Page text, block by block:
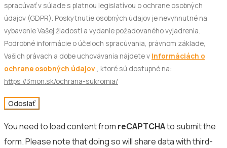
spracúvať v súlade s platnou legislatívou o ochrane osobných
údajov (GDPR). Poskytnutie osobných údajov je nevyhnutné na
vybavenie Vašej žiadosti a vydanie požadovaného vyjadrenia.
Podrobné informácie o účeloch spracúvania, právnom základe,
Vašich právach a dobe uchovávania nájdete v Informáciách o
ochrane osobných údajov , ktoré sú dostupné na:
https://3mon.sk/ochrana-sukromia/
Odoslať
You need to load content from reCAPTCHAto submit the
form. Please note that doing so will share data with third-